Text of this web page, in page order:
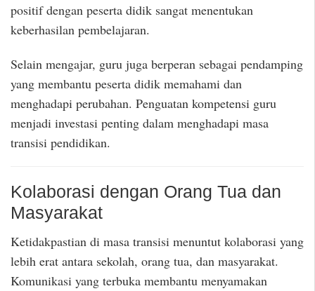
positif dengan peserta didik sangat menentukan
keberhasilan pembelajaran.
Selain mengajar, guru juga berperan sebagai pendamping
yang membantu peserta didik memahami dan
menghadapi perubahan. Penguatan kompetensi guru
menjadi investasi penting dalam menghadapi masa
transisi pendidikan.
Kolaborasi dengan Orang Tua dan
Masyarakat
Ketidakpastian di masa transisi menuntut kolaborasi yang
lebih erat antara sekolah, orang tua, dan masyarakat.
Komunikasi yang terbuka membantu menyamakan